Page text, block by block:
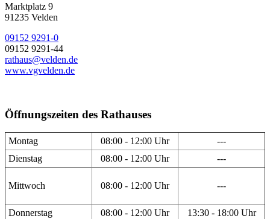
Marktplatz 9
91235 Velden
09152 9291-0
09152 9291-44
rathaus@velden.de
www.vgvelden.de
Öffnungszeiten des Rathauses
Montag 08:00 - 12:00 Uhr
---
Dienstag
08:00 - 12:00 Uhr ---
Mittwoch 08:00 - 12:00 Uhr ---
Donnerstag 08:00 - 12:00 Uhr
13:30 - 18:00 Uhr